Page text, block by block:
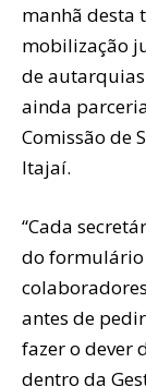
manhã desta
mobilização
de
ainda
Comissão de
Itajaí.
“Cada
do formulário
antes de
fazer o dever
dentro da